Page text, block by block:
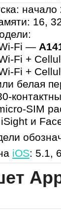
начало
16,
Fi —
Fi +
Fi +
белая
SIM
и
iOS: 5.1,